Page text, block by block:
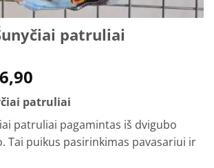
patruliai
range:
€13,90
through
€16,90
patruliai
patruliai pagamintas iš dvigubo
Tai puikus pasirinkimas pavasariui ir